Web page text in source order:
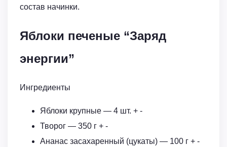
состав начинки.
Яблоки печеные “Заряд
энергии”
Ингредиенты
Яблоки крупные — 4 шт. + -
Творог — 350 г + -
Ананас засахаренный (цукаты) — 100 г + -